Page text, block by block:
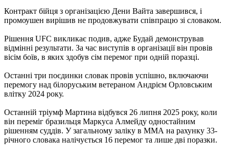
Контракт бійця з організацією Дени Вайта завершився, і
промоушен вирішив не продовжувати співпрацю зі словаком.
Рішення UFC викликає подив, адже Будай демонстрував
відмінні результати. За час виступів в організації він провів
вісім боїв, в яких здобув сім перемог при одній поразці.
Останні три поєдинки словак провів успішно, включаючи
перемогу над білоруським ветераном Андрієм Орловським
влітку 2024 року.
Останній тріумф Мартина відбувся 26 липня 2025 року, коли
він переміг бразильця Маркуса Алмейду одностайним
рішенням суддів. У загальному заліку в ММА на рахунку 33-
річного словака налічується 16 перемог та лише дві поразки.